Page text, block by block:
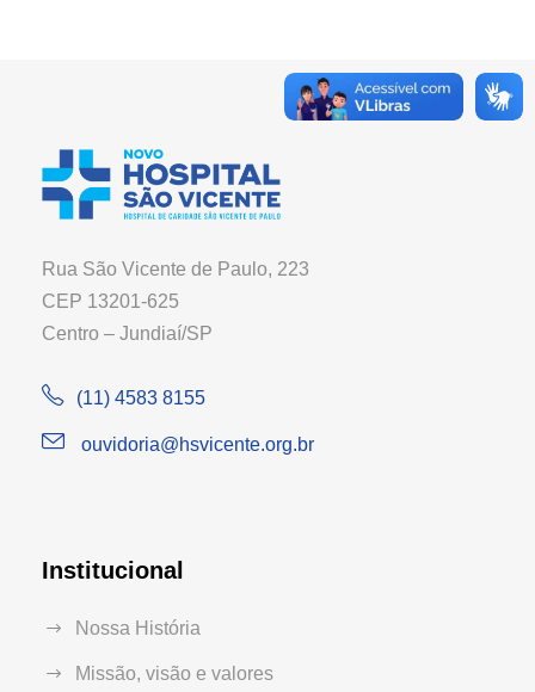
Rua São Vicente de Paulo, 223
CEP 13201-625
Centro – Jundiaí/SP
(11) 4583 8155
ouvidoria@hsvicente.org.br
Institucional
Nossa História
Missão, visão e valores